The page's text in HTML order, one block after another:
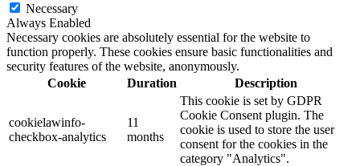
Necessary
Always Enabled
Necessary cookies are absolutely essential for the website to
function properly. These cookies ensure basic functionalities and
security features of the website, anonymously.
Cookie
Duration Description
cookielawinfo-
checkbox-analytics
11
months
This cookie is set by GDPR
Cookie Consent plugin. The
cookie is used to store the user
consent for the cookies in the
category "Analytics".